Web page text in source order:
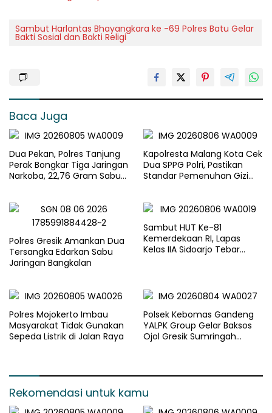
Sambut Harlantas Bhayangkara ke -69 Polres Batu Gelar
Bakti Sosial dan Bakti Religi
Baca Juga
Dua Pekan, Polres Tanjung
Perak Bongkar Tiga Jaringan
Narkoba, 22,76 Gram Sabu
Kapolresta Malang Kota Cek
Dua SPPG Polri, Pastikan
Standar Pemenuhan Gizi
Polres Gresik Amankan Dua
Tersangka Edarkan Sabu
Jaringan Bangkalan
Sambut HUT Ke-81
Kemerdekaan RI, Lapas
Kelas IIA Sidoarjo Tebar
Polres Mojokerto Imbau
Masyarakat Tidak Gunakan
Sepeda Listrik di Jalan Raya
Polsek Kebomas Gandeng
YALPK Group Gelar Baksos
Ojol Gresik Sumringah
Rekomendasi untuk kamu